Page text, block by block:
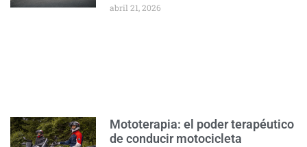
abril 21, 2026
Mototerapia: el poder terapéutico
de conducir motocicleta